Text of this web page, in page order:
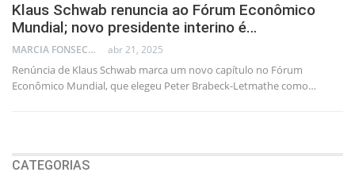
Klaus Schwab renuncia ao Fórum Econômico
Mundial; novo presidente interino é…
MARCIA FONSECA - FINANCIAL CONSULTANT abr 21, 2025
Renúncia de Klaus Schwab marca um novo capítulo no Fórum
Econômico Mundial, que elegeu Peter Brabeck-Letmathe como…
CATEGORIAS